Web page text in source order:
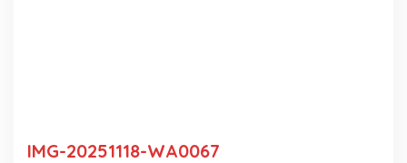
IMG-20251118-WA0067